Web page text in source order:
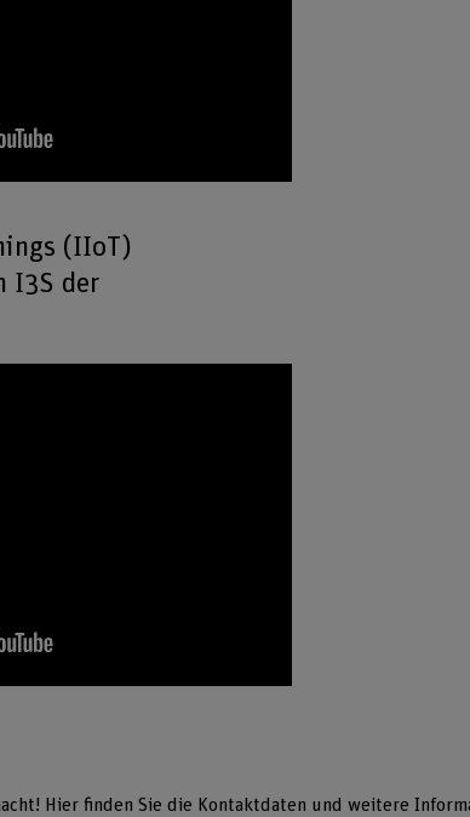
(IIoT)
I3S der
Hier finden Sie die Kontaktdaten und weitere